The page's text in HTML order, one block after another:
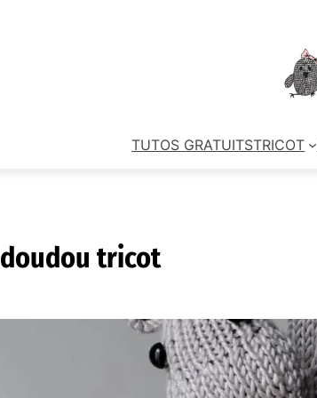
TUTOS GRATUITSTRICOT
doudou tricot